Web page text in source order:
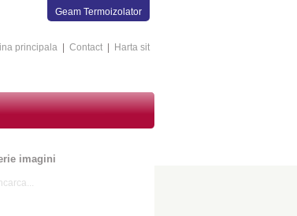
principala Contact Harta sit
Geam Termoizolator
imagini